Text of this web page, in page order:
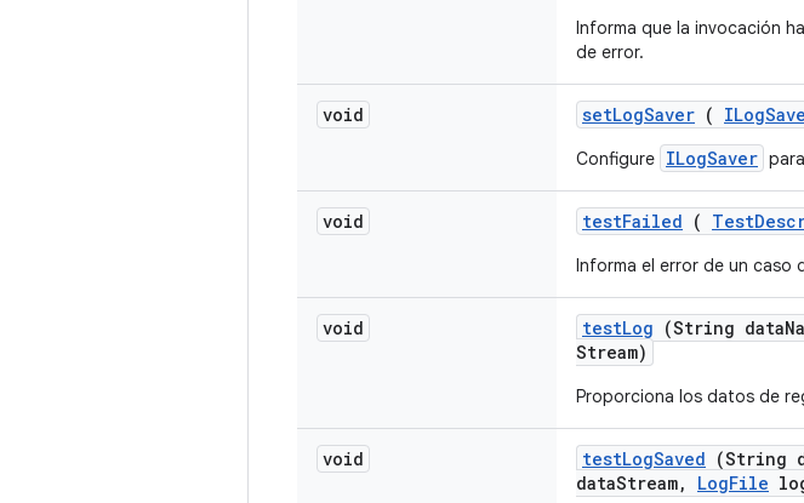
Informa que la invocación
de error.
void setLogSaver ( ILog
Configure ILogSaver
void testFailed ( Test
Informa el error de un caso
void testLog (String data
Stream)
Proporciona los datos de
void testLogSaved (String
dataStream, LogFile